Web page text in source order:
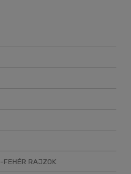
FEHÉR RAJZOK